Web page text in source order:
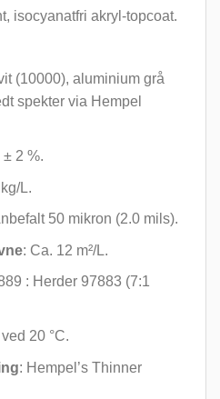
isocyanatfri akryl-topcoat.
(10000), aluminium grå
spekter via Hempel
± 2 %.
L.
50 mikron (2.0 mils).
: Ca. 12 m²/L.
: Herder 97883 (7:1
20 °C.
: Hempel’s Thinner